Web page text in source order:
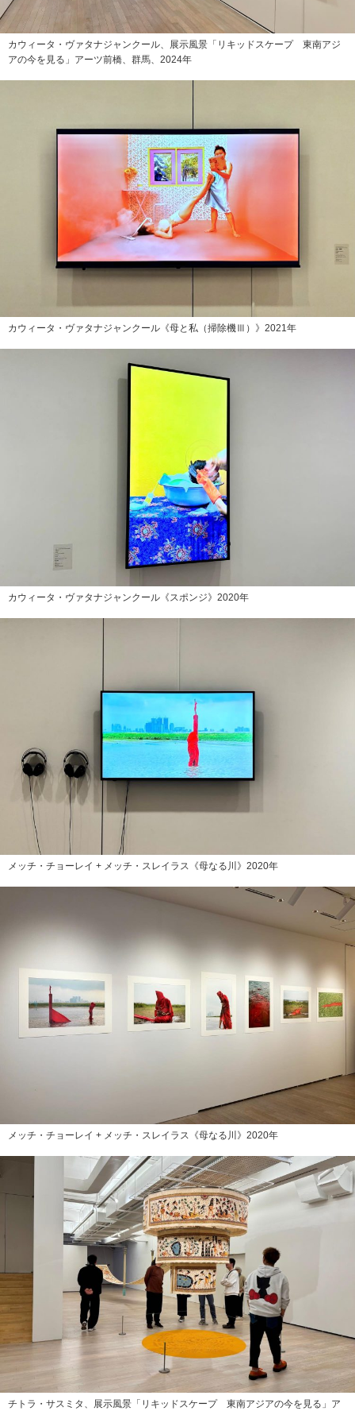
カウィータ・ヴァタナジャンクール、展示風景「リキッドスケープ 東南アジ
アの今を見る」アーツ前橋、群馬、2024年
カウィータ・ヴァタナジャンクール《母と私（掃除機Ⅲ）》2021年
カウィータ・ヴァタナジャンクール《スポンジ》2020年
メッチ・チョーレイ + メッチ・スレイラス《母なる川》2020年
メッチ・チョーレイ + メッチ・スレイラス《母なる川》2020年
チトラ・サスミタ、展示風景「リキッドスケープ 東南アジアの今を見る」ア